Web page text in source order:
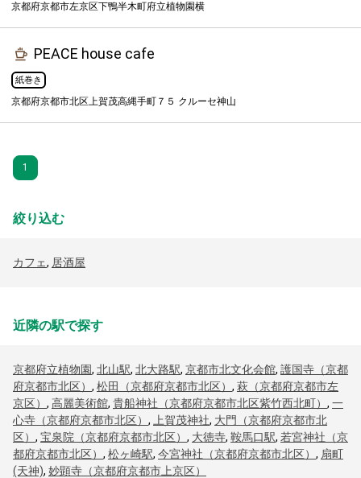
京都府京都市左京区下鴨半木町府立植物園横
PEACE house cafe
紙巻き
京都府京都市北区上賀茂高縄手町７５ クルーセ神山
1
絞り込む
カフェ, 居酒屋
近隣の駅で探す
京都府立植物園, 北山駅, 北大路駅, 京都市北文化会館, 護国寺（京都
府京都市北区） , 松田（京都府京都市北区） , 萩（京都府京都市左
京区） , 高麗美術館, 貴船神社（京都府京都市北区紫竹西北町） , 一
心寺（京都府京都市北区） , 上賀茂神社, 大門（京都府京都市北
区） , 宝泉院（京都府京都市北区） , 大徳寺, 鞍馬口駅, 若宮神社（京
都府京都市北区） , 松ヶ崎駅, 今宮神社（京都府京都市北区） , 扇町
(天神), 妙顕寺（京都府京都市上京区）